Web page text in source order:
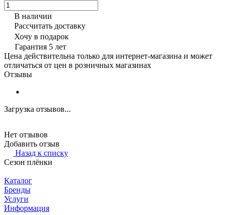
В наличии
Рассчитать доставку
Хочу в подарок
Гарантия 5 лет
Цена действительна только для интернет-магазина и может
отличаться от цен в розничных магазинах
Отзывы
Загрузка отзывов...
Нет отзывов
Добавить отзыв
Назад к списку
Сезон плёнки
Каталог
Бренды
Услуги
Информация